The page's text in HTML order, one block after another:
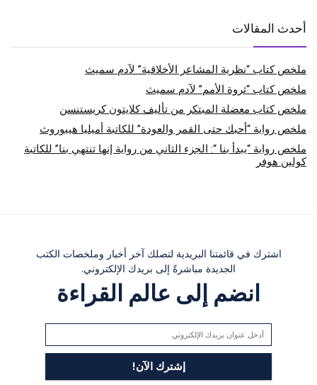
أحدث المقالات
ملخص كتاب “نظرية المشاعر الأخلاقية” لآدم سميث
ملخص كتاب “ثروة الأمم” لآدم سميث
ملخص كتاب معضلة المبتكر من تأليف كلايتون كريستنسن
ملخص رواية “أحبك حتى القمر والعودة” للكاتبة أميليا هيبوروث
ملخص رواية “يبدأ بنا “: الجزء الثاني من رواية إنها تنتهي بنا” للكاتبة
كولين هوفر
اشترك في قائمتنا البريدية لتصلك آخر أخبار وملخصات الكتب
الجديدة مباشرةً إلى بريدك الإلكتروني.
انضم إلى عالم القراءة